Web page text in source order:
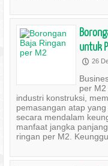
untuk
P 26
per
industri konstruksi,
pemasangan atap
secara mendalam
manfaat jangka
ringan per M2.